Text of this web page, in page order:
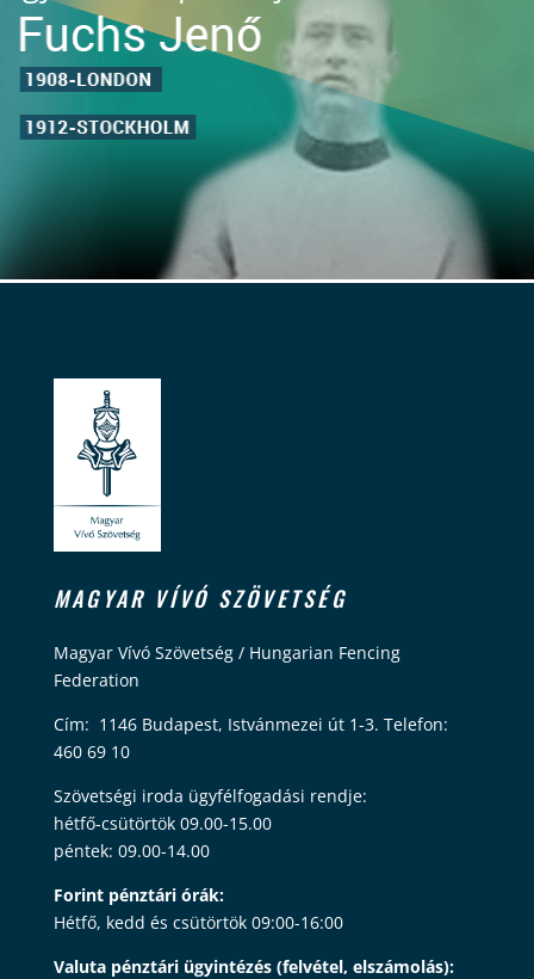
MAGYAR VÍVÓ SZÖVETSÉG
Magyar Vívó Szövetség / Hungarian Fencing
Federation
Cím: 1146 Budapest, Istvánmezei út 1-3. Telefon:
460 69 10
Szövetségi iroda ügyfélfogadási rendje:
hétfő-csütörtök 09.00-15.00
péntek: 09.00-14.00
Forint pénztári órák:
Hétfő, kedd és csütörtök 09:00-16:00
Valuta pénztári ügyintézés (felvétel, elszámolás):